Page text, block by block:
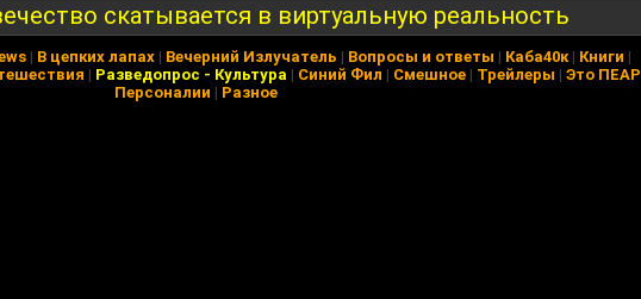
скатывается в виртуальную реальность
| В цепких лапах | Вечерний Излучатель | Вопросы и ответы | Каба40к| Книги |
| Разведопрос - Культура | Синий Фил | Смешное| Трейлеры | Это ПЕАР
Персоналии | Разное